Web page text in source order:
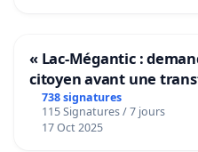
« Lac-Mégantic :
citoyen avant une
de notre territoire »
738 signatures
115 Signatures / 7 jours
17 Oct 2025